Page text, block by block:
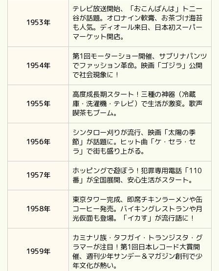
1953年
テレビ放送開始、「おこんばんは」トニー
谷が話題。オロナイン軟膏、お茶づけ海苔
も人気。ディオール来日、日本初スーパー
マーケット開店。
1954年
第1回モーターショー開催、サブリナパンツ
でファッション革命。映画「ゴジラ」公開
で社会現象に！
1955年
高度成長期スタート！三種の神器（冷蔵
庫・洗濯機・テレビ）で生活が激変。歌声
喫茶もブーム。
1956年
シンタロー刈りが流行、映画「太陽の季
節」が話題に。ヒット曲「ケ・セラ・セ
ラ」で街も盛り上がる。
1957年
ホッピングで遊ぼう！犯罪専用電話「110
番」が全国展開、安心生活がスタート。
1958年
東京タワー完成、即席チキンラーメンや缶
コーヒー発売。バイキングレストランや月
光仮面も登場。「イカす」が流行語に！
1959年
カミナリ族・タフガイ・トランジスタ・グ
ラマーが注目！第1回日本レコード大賞開
催、週刊少年サンデー＆マガジン創刊で少
年文化が熱い。